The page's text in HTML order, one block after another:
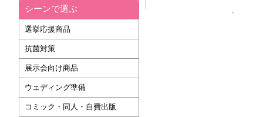
シーンで選ぶ
選挙応援商品
抗菌対策
展示会向け商品
ウェディング準備
コミック・同人・自費出版